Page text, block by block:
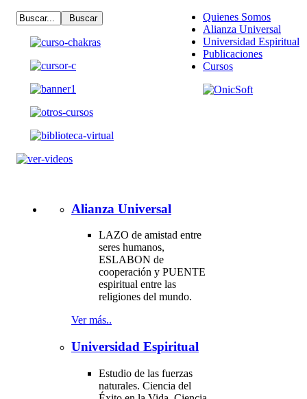
Alianza Universal
LAZO de amistad entre
seres humanos,
ESLABON de
cooperación y PUENTE
espiritual entre las
religiones del mundo.
Ver más..
Universidad Espiritual
Estudio de las fuerzas
naturales. Ciencia del
Quienes Somos
Alianza Universal
Universidad Espiritual
Publicaciones
Cursos